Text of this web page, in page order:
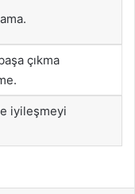
çıkma
iyileşmeyi